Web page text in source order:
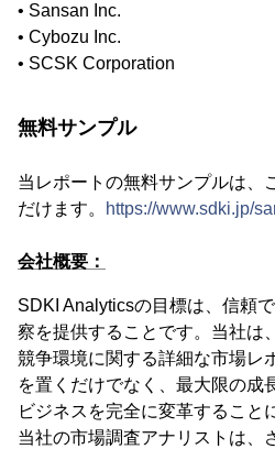
• Sansan Inc.
• Cybozu Inc.
• SCSK Corporation
無料サンプル
当レポートの無料サンプルは、
だけます。
https://www.sdki.jp/
会社概要：
SDKI Analyticsの目標は、信頼
察を提供することです。当社は
競争環境に関する詳細な市場レ
を置くだけでなく、最大限の成
ビジネスを完全に変革すること
当社の市場調査アナリストは、